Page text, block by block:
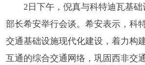
2日下午，倪真与科特迪瓦基
部长希安举行会谈。希安表示，科
交通基础设施现代化建设，着力构
互通的综合交通网络，巩固西非交